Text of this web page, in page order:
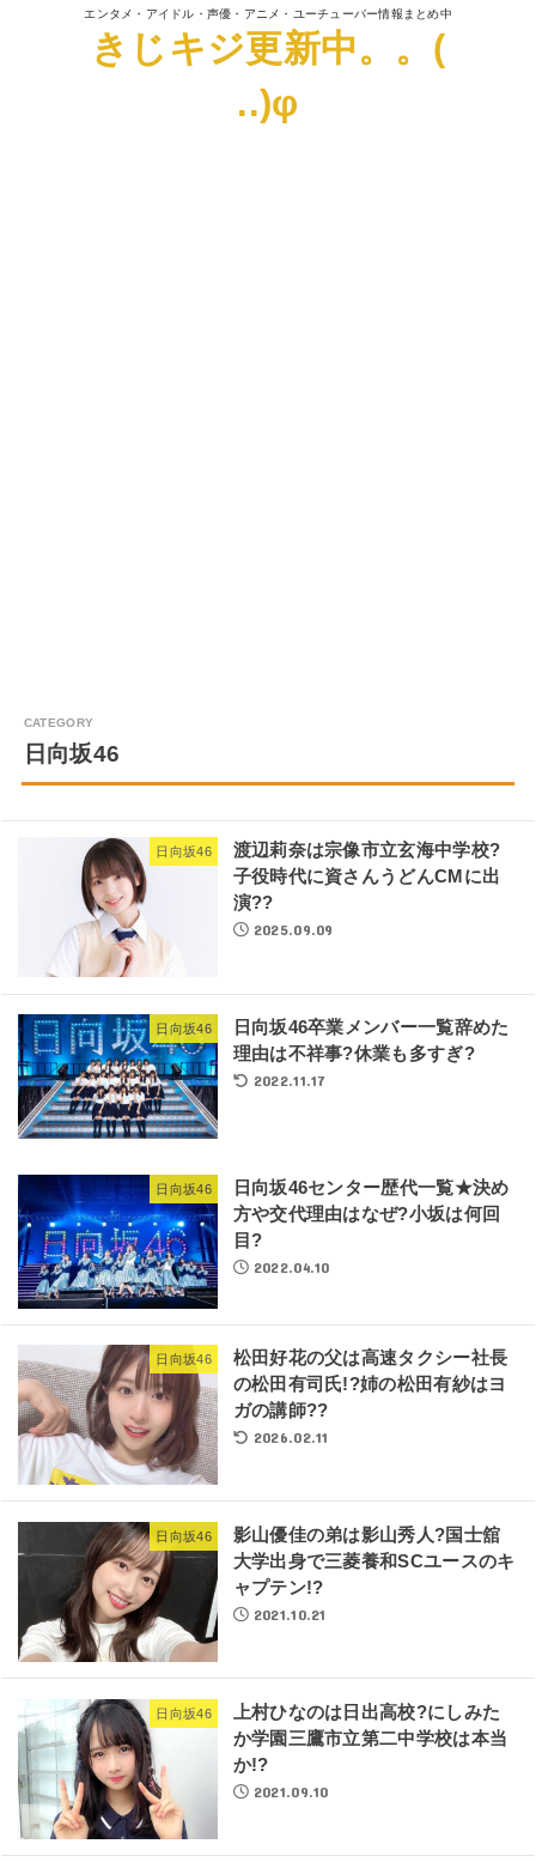
エンタメ・アイドル・声優・アニメ・ユーチューバー情報まとめ中
きじキジ更新中。。(
..)φ
日向坂46
日向坂46
渡辺莉奈は宗像市立玄海中学校?
子役時代に資さんうどんCMに出
演??
2025.09.09
日向坂46
日向坂46卒業メンバー一覧辞めた
理由は不祥事?休業も多すぎ?
2022.11.17
日向坂46
日向坂46センター歴代一覧★決め
方や交代理由はなぜ?小坂は何回
目?
2022.04.10
日向坂46
松田好花の父は高速タクシー社長
の松田有司氏!?姉の松田有紗はヨ
ガの講師??
2026.02.11
日向坂46
影山優佳の弟は影山秀人?国士舘
大学出身で三菱養和SCユースのキ
ャプテン!?
2021.10.21
日向坂46
上村ひなのは日出高校?にしみた
か学園三鷹市立第二中学校は本当
か!?
2021.09.10